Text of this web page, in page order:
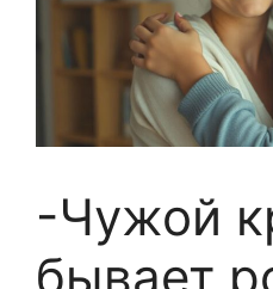
-Чужой
бывает